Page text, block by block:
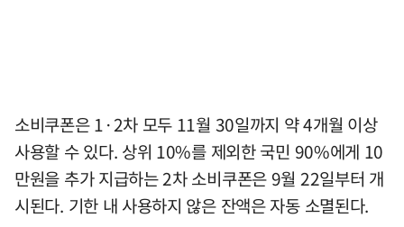
소비쿠폰은 1·2차 모두 11월 30일까지 약 4개월 이상
사용할 수 있다. 상위 10%를 제외한 국민 90%에게 10
만원을 추가 지급하는 2차 소비쿠폰은 9월 22일부터 개
시된다. 기한 내 사용하지 않은 잔액은 자동 소멸된다.